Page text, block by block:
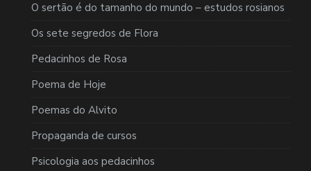
O sertão é do tamanho do mundo – estudos rosianos
Os sete segredos de Flora
Pedacinhos de Rosa
Poema de Hoje
Poemas do Alvito
Propaganda de cursos
Psicologia aos pedacinhos